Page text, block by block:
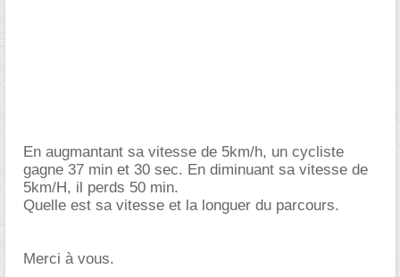
En augmantant sa vitesse de 5km/h, un cycliste
gagne 37 min et 30 sec. En diminuant sa vitesse de
5km/H, il perds 50 min.
Quelle est sa vitesse et la longuer du parcours.
Merci à vous.